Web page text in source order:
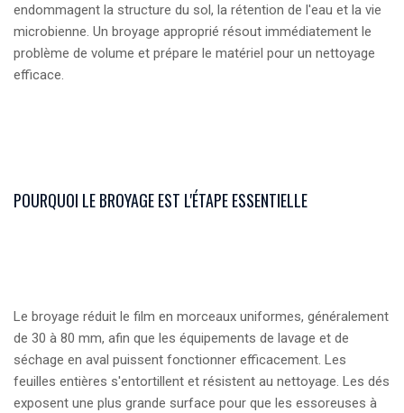
endommagent la structure du sol, la rétention de l'eau et la vie
microbienne. Un broyage approprié résout immédiatement le
problème de volume et prépare le matériel pour un nettoyage
efficace.
POURQUOI LE BROYAGE EST L'ÉTAPE ESSENTIELLE
Le broyage réduit le film en morceaux uniformes, généralement
de 30 à 80 mm, afin que les équipements de lavage et de
séchage en aval puissent fonctionner efficacement. Les
feuilles entières s'entortillent et résistent au nettoyage. Les dés
exposent une plus grande surface pour que les essoreuses à